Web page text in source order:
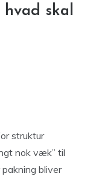
skal
struktur
nok væk” til
bliver